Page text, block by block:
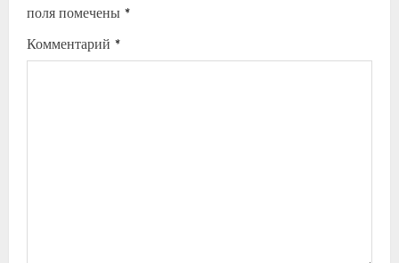
поля помечены *
Комментарий *